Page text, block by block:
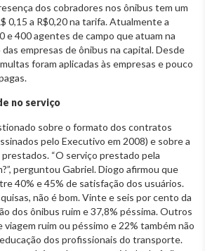
dos cobradores nos ônibus tem um
0,15 a R$0,20 na tarifa. Atualmente a
e 400 agentes de campo que atuam na
empresas de ônibus na capital. Desde
foram aplicadas às empresas e pouco
no serviço
sobre o formato dos contratos
pelo Executivo em 2008) e sobre a
“O serviço prestado pela
perguntou Gabriel. Diogo afirmou que
40% e 45% de satisfação dos usuários.
não é bom. Vinte e seis por cento da
dos ônibus ruim e 37,8% péssima. Outros
viagem ruim ou péssimo e 22% também não
dos profissionais do transporte.